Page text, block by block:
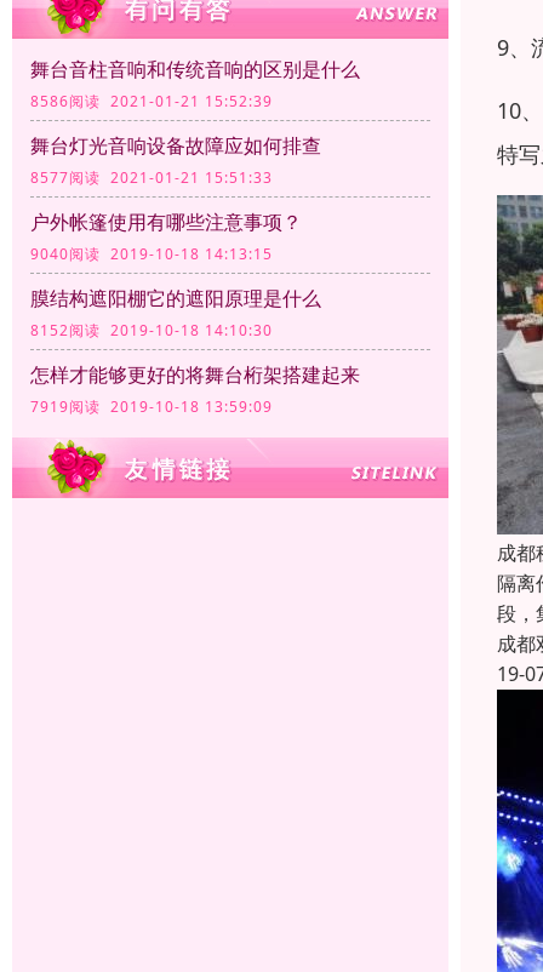
舞台音柱音响和传统音响的区别是什么
8586阅读 2021-01-21 15:52:39
舞台灯光音响设备故障应如何排查
8577阅读 2021-01-21 15:51:33
户外帐篷使用有哪些注意事项？
9040阅读 2019-10-18 14:13:15
膜结构遮阳棚它的遮阳原理是什么
8152阅读 2019-10-18 14:10:30
怎样才能够更好的将舞台桁架搭建起来
7919阅读 2019-10-18 13:59:09
9、
10
特
成都
隔离
段，
成都
19-